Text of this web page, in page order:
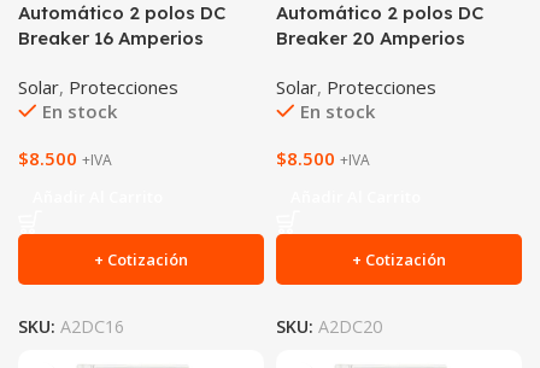
Automático 2 polos DC
Breaker 16 Amperios
Solar, Protecciones
En stock
$8.500 +IVA
+ Cotización
SKU: A2DC16
Automático 2 polos DC
Breaker 20 Amperios
Solar, Protecciones
En stock
$8.500 +IVA
+ Cotización
SKU: A2DC20